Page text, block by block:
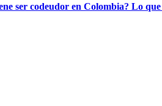
ser codeudor en Colombia? Lo